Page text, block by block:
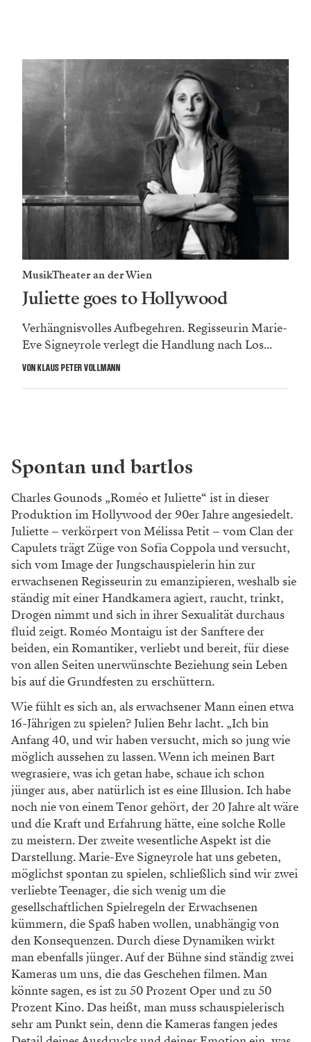
MusikTheater an der Wien
Juliette goes to Hollywood
Verhängnisvolles Aufbegehren. Regisseurin Marie-
Eve Signeyrole verlegt die Handlung nach Los...
VON KLAUS PETER VOLLMANN
Spontan und bartlos
Charles Gounods „Roméo et Juliette“ ist in dieser
Produktion im Hollywood der 90er Jahre angesiedelt.
Juliette – verkörpert von Mélissa Petit – vom Clan der
Capulets trägt Züge von Sofia Coppola und versucht,
sich vom Image der Jungschauspielerin hin zur
erwachsenen Regisseurin zu emanzipieren, weshalb sie
ständig mit einer Handkamera agiert, raucht, trinkt,
Drogen nimmt und sich in ihrer Sexualität durchaus
fluid zeigt. Roméo Montaigu ist der Sanftere der
beiden, ein Romantiker, verliebt und bereit, für diese
von allen Seiten unerwünschte Beziehung sein Leben
bis auf die Grundfesten zu erschüttern.
Wie fühlt es sich an, als erwachsener Mann einen etwa
16-Jährigen zu spielen? Julien Behr lacht. „Ich bin
Anfang 40, und wir haben versucht, mich so jung wie
möglich aussehen zu lassen. Wenn ich meinen Bart
wegrasiere, was ich getan habe, schaue ich schon
jünger aus, aber natürlich ist es eine Illusion. Ich habe
noch nie von einem Tenor gehört, der 20 Jahre alt wäre
und die Kraft und Erfahrung hätte, eine solche Rolle
zu meistern. Der zweite wesentliche Aspekt ist die
Darstellung. Marie-Eve Signeyrole hat uns gebeten,
möglichst spontan zu spielen, schließlich sind wir zwei
verliebte Teenager, die sich wenig um die
gesellschaftlichen Spielregeln der Erwachsenen
kümmern, die Spaß haben wollen, unabhängig von
den Konsequenzen. Durch diese Dynamiken wirkt
man ebenfalls jünger. Auf der Bühne sind ständig zwei
Kameras um uns, die das Geschehen filmen. Man
könnte sagen, es ist zu 50 Prozent Oper und zu 50
Prozent Kino. Das heißt, man muss schauspielerisch
sehr am Punkt sein, denn die Kameras fangen jedes